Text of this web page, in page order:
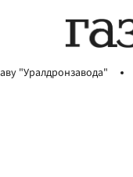
"Уралдронзавода"